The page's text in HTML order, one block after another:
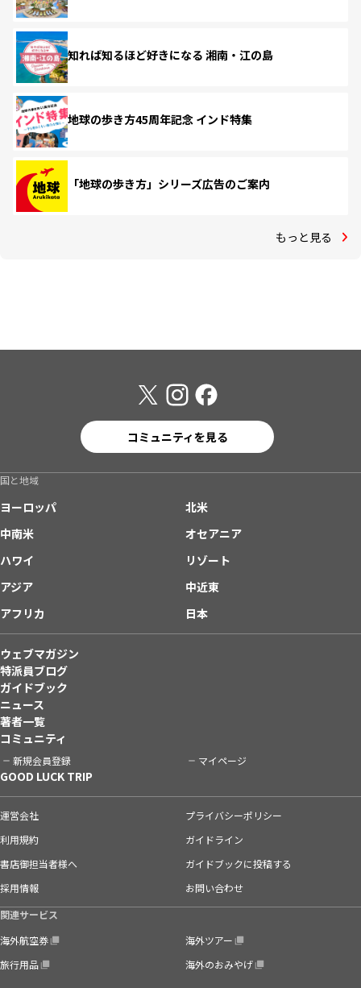
知れば知るほど好きになる 湘南・江の島
地球の歩き方45周年記念 インド特集
「地球の歩き方」シリーズ広告のご案内
もっと見る
コミュニティを見る
国と地域
ヨーロッパ
北米
中南米
オセアニア
ハワイ
リゾート
アジア
中近東
アフリカ
日本
ウェブマガジン
特派員ブログ
ガイドブック
ニュース
著者一覧
コミュニティ
新規会員登録 マイページ
GOOD LUCK TRIP
運営会社
プライバシーポリシー
利用規約
ガイドライン
書店御担当者様へ
ガイドブックに投稿する
採用情報
お問い合わせ
関連サービス
海外航空券
海外ツアー
旅行用品
海外のおみやげ